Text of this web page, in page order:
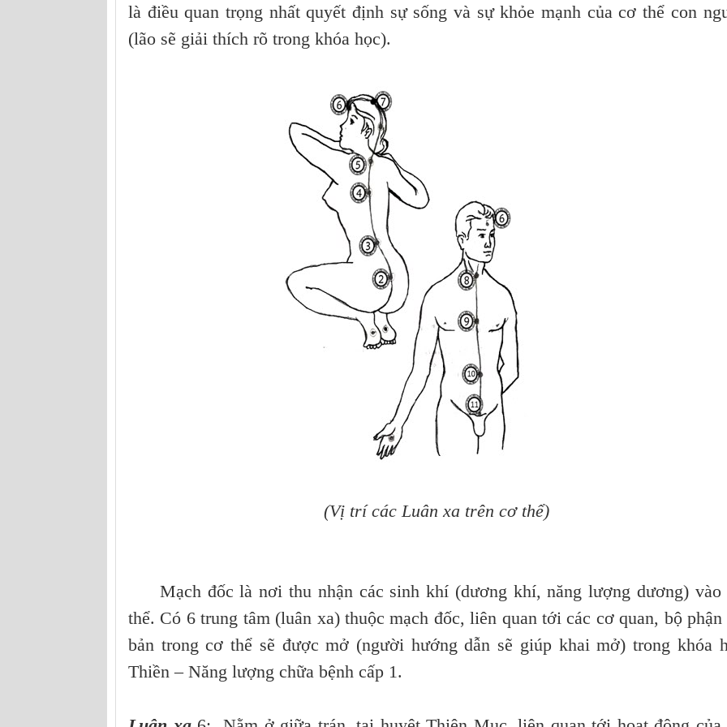
là điều quan trọng nhất quyết định sự sống và sự khỏe mạnh của cơ thể con
(lão sẽ giải thích rõ trong khóa học).
(Vị trí các Luân xa trên cơ thể)
Mạch đốc là nơi thu nhận các sinh khí (dương khí, năng lượng dương) vào
thể. Có 6 trung tâm (luân xa) thuộc mạch đốc, liên quan tới các cơ quan, bộ phận
bản trong cơ thể sẽ được mở (người hướng dẫn sẽ giúp khai mở) trong khóa
Thiền – Năng lượng chữa bệnh cấp 1.